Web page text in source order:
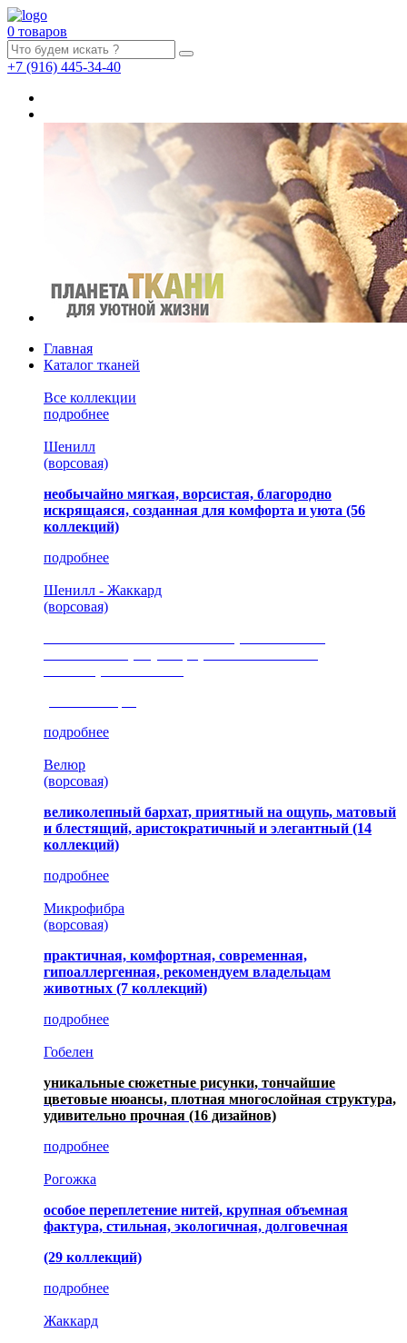
0 товаров
+7 (916) 445-34-40
Главная
Каталог тканей
Все коллекции
подробнее
Шенилл
(ворсовая)
необычайно мягкая, ворсистая, благородно
искрящаяся, созданная для комфорта и уюта (56
коллекций)
подробнее
Шенилл - Жаккард
(ворсовая)
подробнее
Велюр
(ворсовая)
великолепный бархат, приятный на ощупь, матовый
и блестящий, аристократичный и элегантный (14
коллекций)
подробнее
Микрофибра
(ворсовая)
практичная, комфортная, современная,
гипоаллергенная, рекомендуем владельцам
животных (7 коллекций)
подробнее
Гобелен
уникальные сюжетные рисунки, тончайшие
цветовые нюансы, плотная многослойная структура,
удивительно прочная (16 дизайнов)
подробнее
Рогожка
особое переплетение нитей, крупная объемная
фактура, стильная, экологичная, долговечная
(29 коллекций)
подробнее
Жаккард